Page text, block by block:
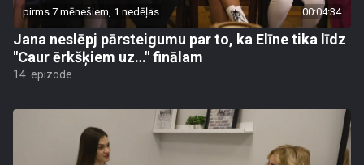
pirms 7 mēnešiem, 1 nedēļas 00:04:34
Jana neslēpj pārsteigumu par to, ka Elīne tika līdz
"Caur ērkšķiem uz…" finālam
14. epizode